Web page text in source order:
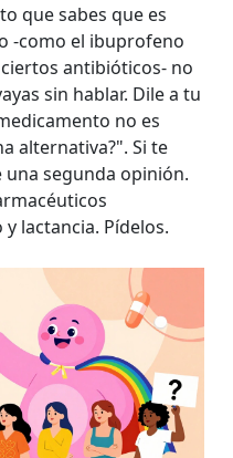
que sabes que es
-como el ibuprofeno
antibióticos- no
sin hablar. Dile a tu
no es
alternativa?". Si te
una segunda opinión.
lactancia. Pídelos.